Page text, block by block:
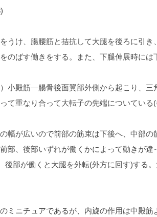
うけ、腸腰筋と拮抗して大腿を後ろに引き
のばす働きをする。また、下腿伸展時に
）小殿筋―腸骨後面翼部外側から起こり、
て重なり合って大転子の先端についてい
幅が広いので前部の筋束は下後へ、中部の
部、後部いずれが働くかによって動きが
後部が働くと大腿を外転(外方に回す)する
ミニチュアであるが、内旋の作用は中殿筋